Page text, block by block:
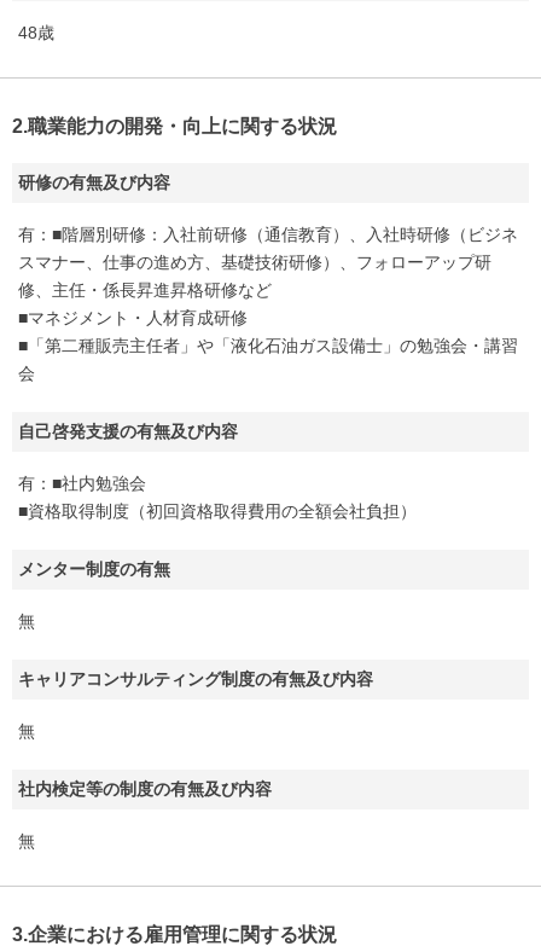
48歳
2.職業能力の開発・向上に関する状況
研修の有無及び内容
有：■階層別研修：入社前研修（通信教育）、入社時研修（ビジネ
スマナー、仕事の進め方、基礎技術研修）、フォローアップ研
修、主任・係長昇進昇格研修など
■マネジメント・人材育成研修
■「第二種販売主任者」や「液化石油ガス設備士」の勉強会・講習
会
自己啓発支援の有無及び内容
有：■社内勉強会
■資格取得制度（初回資格取得費用の全額会社負担）
メンター制度の有無
無
キャリアコンサルティング制度の有無及び内容
無
社内検定等の制度の有無及び内容
無
3.企業における雇用管理に関する状況